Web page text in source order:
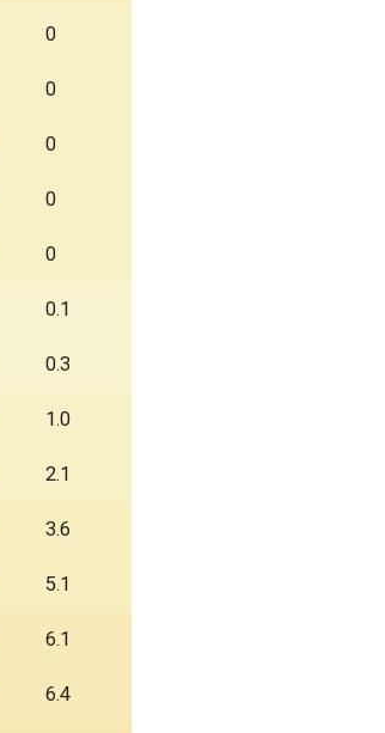
0
0
0
0
0
0.1
0.3
1.0
2.1
3.6
5.1
6.1
6.4